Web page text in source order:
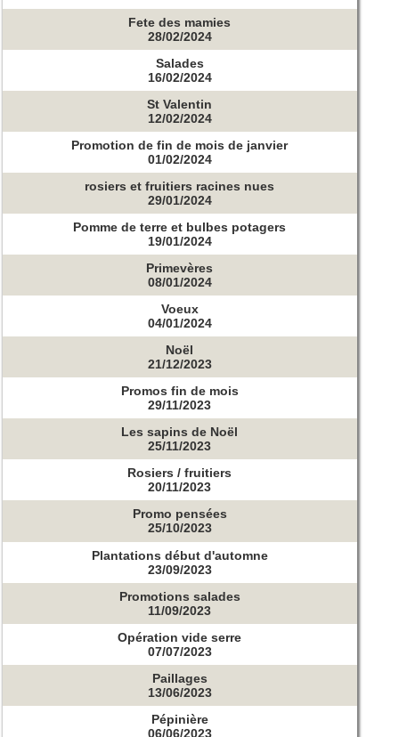
Fete des mamies
28/02/2024
Salades
16/02/2024
St Valentin
12/02/2024
Promotion de fin de mois de janvier
01/02/2024
rosiers et fruitiers racines nues
29/01/2024
Pomme de terre et bulbes potagers
19/01/2024
Primevères
08/01/2024
Voeux
04/01/2024
Noël
21/12/2023
Promos fin de mois
29/11/2023
Les sapins de Noël
25/11/2023
Rosiers / fruitiers
20/11/2023
Promo pensées
25/10/2023
Plantations début d'automne
23/09/2023
Promotions salades
11/09/2023
Opération vide serre
07/07/2023
Paillages
13/06/2023
Pépinière
06/06/2023